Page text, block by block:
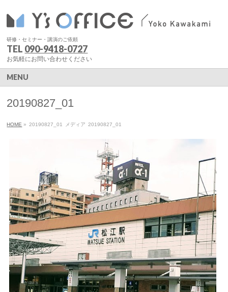
研修・セミナー・講演のご依頼
TEL 090-9418-0727
お気軽にお問い合わせください
MENU
20190827_01
HOME » 20190827_01 メディア 20190827_01